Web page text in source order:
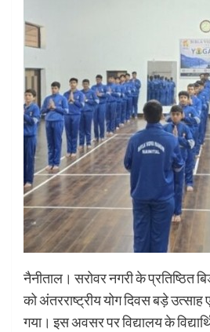
नैनीताल। सरोवर नगरी के प्रतिष्ठित
को अंतरराष्ट्रीय योग दिवस बड़े उत्साह
गया। इस अवसर पर विद्यालय के